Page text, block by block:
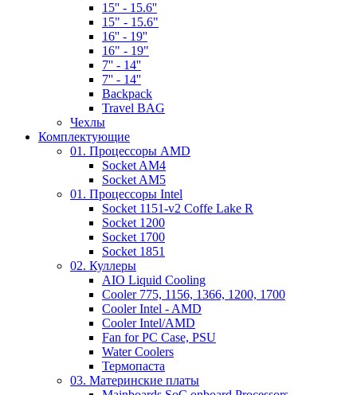
15'' - 15.6''
15" - 15.6"
16'' - 19''
16" - 19"
7'' - 14''
7'' - 14''
Backpack
Travel BAG
Чехлы
Комплектующие
01. Процессоры AMD
Socket AM4
Socket AM5
01. Процессоры Intel
Socket 1151-v2 Coffe Lake R
Socket 1200
Socket 1700
Socket 1851
02. Куллеры
AIO Liquid Cooling
Cooler 775, 1156, 1366, 1200, 1700
Cooler Intel - AMD
Cooler Intel/AMD
Fan for PC Case, PSU
Water Coolers
Термопаста
03. Материнские платы